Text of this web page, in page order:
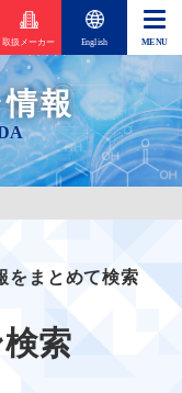
取扱メーカー English
報
をまとめて検索
索